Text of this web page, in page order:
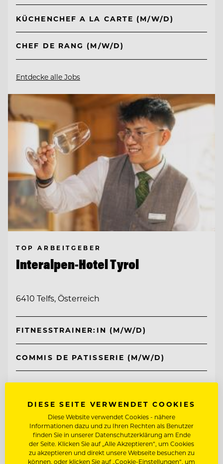
KÜCHENCHEF A LA CARTE (M/W/D)
CHEF DE RANG (M/W/D)
Entdecke alle Jobs
TOP ARBEITGEBER
Interalpen-Hotel Tyrol
6410 Telfs, Österreich
FITNESSTRAINER:IN (M/W/D)
COMMIS DE PATISSERIE (M/W/D)
DIESE SEITE VERWENDET COOKIES
Diese Website verwendet Cookies - nähere
Informationen dazu und zu Ihren Rechten als Benutzer
finden Sie in unserer Datenschutzerklärung am Ende
der Seite. Klicken Sie auf „Alle Akzeptieren“, um Cookies
zu akzeptieren und direkt unsere Webseite besuchen zu
können, oder klicken Sie auf „Cookie-Einstellungen“, um